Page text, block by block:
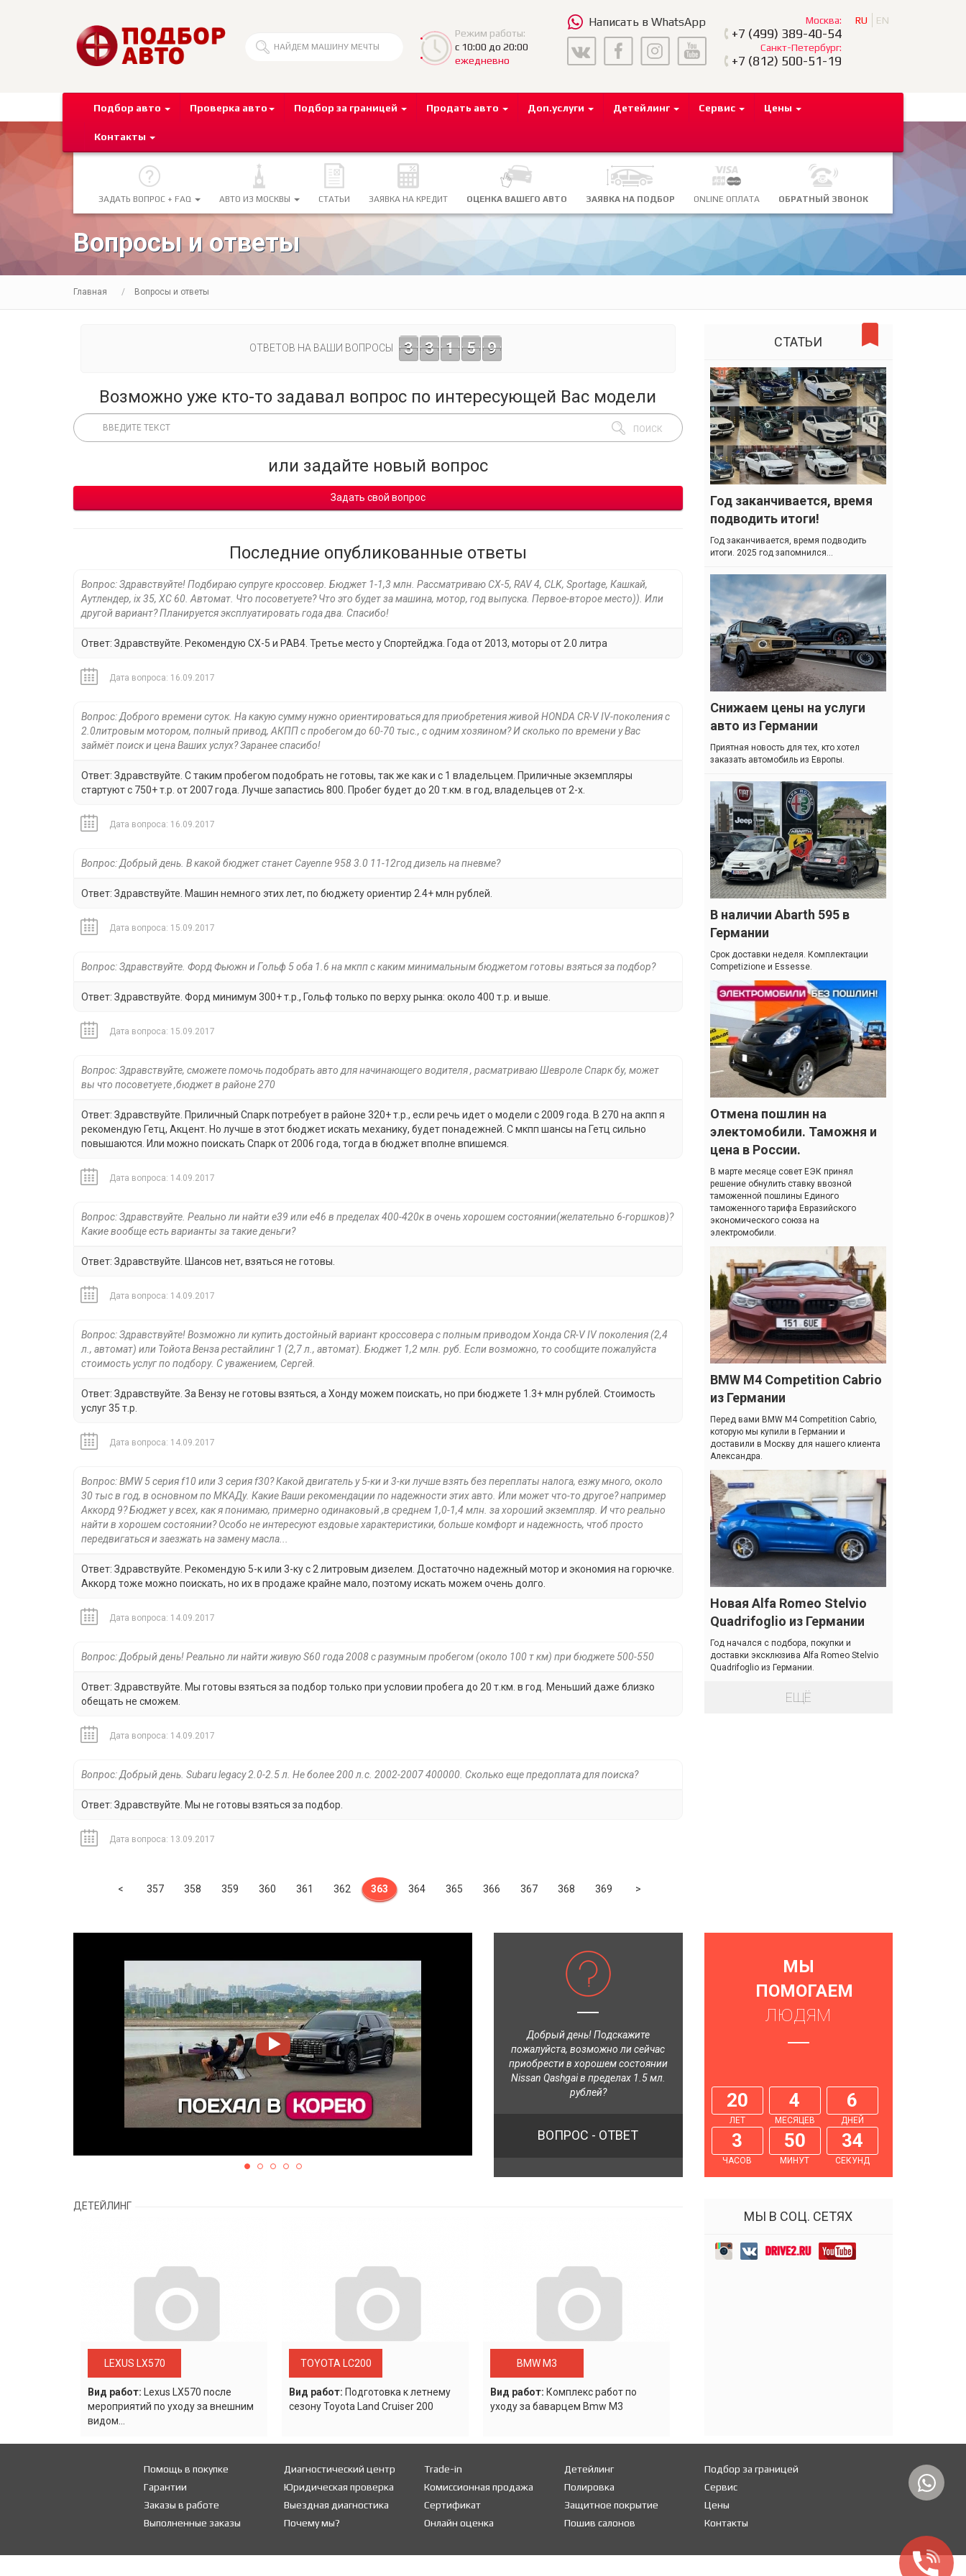
Режим работы:
с 10:00 до 20:00
ежедневно
Написать в WhatsApp Москва:
+7 (499) 389-40-54
Санкт-Петербург:
+7 (812) 500-51-19
RU EN
Подбор авто Проверка авто Подбор за границей Продать авто Доп.услуги Детейлинг Сервис Цены
Контакты
ЗАДАТЬ ВОПРОС + FAQ АВТО ИЗ МОСКВЫ СТАТЬИ ЗАЯВКА НА КРЕДИТ ОЦЕНКА ВАШЕГО АВТО ЗАЯВКА НА ПОДБОР ONLINE ОПЛАТА ОБРАТНЫЙ ЗВОНОК
Вопросы и ответы
Главная Вопросы и ответы
ОТВЕТОВ НА ВАШИ ВОПРОСЫ 3 3 1 5 9
Возможно уже кто-то задавал вопрос по интересующей Вас модели
или задайте новый вопрос
Задать свой вопрос
Последние опубликованные ответы
Вопрос: Здравствуйте! Подбираю супруге кроссовер. Бюджет 1-1,3 млн. Рассматриваю CX-5, RAV 4, CLK, Sportage, Кашкай,
Аутлендер, ix 35, XC 60. Автомат. Что посоветуете? Что это будет за машина, мотор, год выпуска. Первое-второе место)). Или
другой вариант? Планируется эксплуатировать года два. Спасибо!
Ответ: Здравствуйте. Рекомендую СХ-5 и РАВ4. Третье место у Спортейджа. Года от 2013, моторы от 2.0 литра
Дата вопроса: 16.09.2017
Вопрос: Доброго времени суток. На какую сумму нужно ориентироваться для приобретения живой HONDA CR-V IV-поколения с
2.0литровым мотором, полный привод, АКПП с пробегом до 60-70 тыс., с одним хозяином? И сколько по времени у Вас
займёт поиск и цена Ваших услух? Заранее спасибо!
Ответ: Здравствуйте. С таким пробегом подобрать не готовы, так же как и с 1 владельцем. Приличные экземпляры
стартуют с 750+ т.р. от 2007 года. Лучше запастись 800. Пробег будет до 20 т.км. в год, владельцев от 2-х.
Дата вопроса: 16.09.2017
Вопрос: Добрый день. В какой бюджет станет Cayenne 958 3.0 11-12год дизель на пневме?
Ответ: Здравствуйте. Машин немного этих лет, по бюджету ориентир 2.4+ млн рублей.
Дата вопроса: 15.09.2017
Вопрос: Здравствуйте. Форд Фьюжн и Гольф 5 оба 1.6 на мкпп с каким минимальным бюджетом готовы взяться за подбор?
Ответ: Здравствуйте. Форд минимум 300+ т.р., Гольф только по верху рынка: около 400 т.р. и выше.
Дата вопроса: 15.09.2017
Вопрос: Здравствуйте, сможете помочь подобрать авто для начинающего водителя , расматриваю Шевроле Спарк бу, может
вы что посоветуете ,бюджет в районе 270
Ответ: Здравствуйте. Приличный Спарк потребует в районе 320+ т.р., если речь идет о модели с 2009 года. В 270 на акпп я
рекомендую Гетц, Акцент. Но лучше в этот бюджет искать механику, будет понадежней. С мкпп шансы на Гетц сильно
повышаются. Или можно поискать Спарк от 2006 года, тогда в бюджет вполне впишемся.
Дата вопроса: 14.09.2017
Вопрос: Здравствуйте. Реально ли найти е39 или е46 в пределах 400-420к в очень хорошем состоянии(желательно 6-горшков)?
Какие вообще есть варианты за такие деньги?
Ответ: Здравствуйте. Шансов нет, взяться не готовы.
Дата вопроса: 14.09.2017
Вопрос: Здравствуйте! Возможно ли купить достойный вариант кроссовера с полным приводом Хонда CR-V IV поколения (2,4
л., автомат) или Тойота Венза рестайлинг 1 (2,7 л., автомат). Бюджет 1,2 млн. руб. Если возможно, то сообщите пожалуйста
стоимость услуг по подбору. С уважением, Сергей.
Ответ: Здравствуйте. За Вензу не готовы взяться, а Хонду можем поискать, но при бюджете 1.3+ млн рублей. Стоимость
услуг 35 т.р.
Дата вопроса: 14.09.2017
Вопрос: BMW 5 серия f10 или 3 серия f30? Какой двигатель у 5-ки и 3-ки лучше взять без переплаты налога, езжу много, около
30 тыс в год, в основном по МКАДу. Какие Ваши рекомендации по надежности этих авто. Или может что-то другое? например
Аккорд 9? Бюджет у всех, как я понимаю, примерно одинаковый ,в среднем 1,0-1,4 млн. за хороший экземпляр. И что реально
найти в хорошем состоянии? Особо не интересуют ездовые характеристики, больше комфорт и надежность, чтоб просто
передвигаться и заезжать на замену масла...
Ответ: Здравствуйте. Рекомендую 5-к или 3-ку с 2 литровым дизелем. Достаточно надежный мотор и экономия на горючке.
Аккорд тоже можно поискать, но их в продаже крайне мало, поэтому искать можем очень долго.
Дата вопроса: 14.09.2017
Вопрос: Добрый день! Реально ли найти живую S60 года 2008 с разумным пробегом (около 100 т км) при бюджете 500-550
Ответ: Здравствуйте. Мы готовы взяться за подбор только при условии пробега до 20 т.км. в год. Меньший даже близко
обещать не сможем.
Дата вопроса: 14.09.2017
Вопрос: Добрый день. Subaru legacy 2.0-2.5 л. Не более 200 л.с. 2002-2007 400000. Сколько еще предоплата для поиска?
Ответ: Здравствуйте. Мы не готовы взяться за подбор.
Дата вопроса: 13.09.2017
< Previous
357 358 359 360 361 362 363 364 365 366 367 368 369 >
СТАТЬИ
Год заканчивается, время
подводить итоги!
Год заканчивается, время подводить
итоги. 2025 год запомнился...
Снижаем цены на услуги
авто из Германии
Приятная новость для тех, кто хотел
заказать автомобиль из Европы.
В наличии Abarth 595 в
Германии
Cрок доставки неделя. Комплектации
Competizione и Essesse.
Отмена пошлин на
электомобили. Таможня и
цена в России.
В марте месяце совет ЕЭК принял
решение обнулить ставку ввозной
таможенной пошлины Единого
таможенного тарифа Евразийского
экономического союза на
электромобили.
BMW M4 Competition Cabrio
из Германии
Перед вами BMW M4 Competition Cabrio,
которую мы купили в Германии и
доставили в Москву для нашего клиента
Александра.
Новая Alfa Romeo Stelvio
Quadrifoglio из Германии
Год начался с подбора, покупки и
доставки эксклюзива Alfa Romeo Stelvio
Quadrifoglio из Германии.
ЕЩЁ
Добрый день! Подскажите
пожалуйста, возможно ли сейчас
приобрести в хорошем состоянии
Nissan Qashgai в пределах 1.5 мл.
рублей?
ВОПРОС - ОТВЕТ
МЫ
ПОМОГАЕМ
ЛЮДЯМ
20
ЛЕТ
4
МЕСЯЦЕВ
6
ДНЕЙ
3
ЧАСОВ
50
МИНУТ
35
СЕКУНД
ДЕТЕЙЛИНГ
LEXUS LX570
Вид работ: Lexus LХ570 после
мероприятий по уходу за внешним
видом...
TOYOTA LC200
Вид работ: Подготовка к летнему
сезону Toyota Land Cruiser 200
BMW M3
Вид работ: Комплекс работ по
уходу за баварцем Bmw M3
МЫ В СОЦ. СЕТЯХ
Помощь в покупке
Гарантии
Заказы в работе
Выполненные заказы
Диагностический центр
Юридическая проверка
Выездная диагностика
Почему мы?
Trade-in
Комиссионная продажа
Сертификат
Онлайн оценка
Детейлинг
Полировка
Защитное покрытие
Пошив салонов
Подбор за границей
Сервис
Цены
Контакты